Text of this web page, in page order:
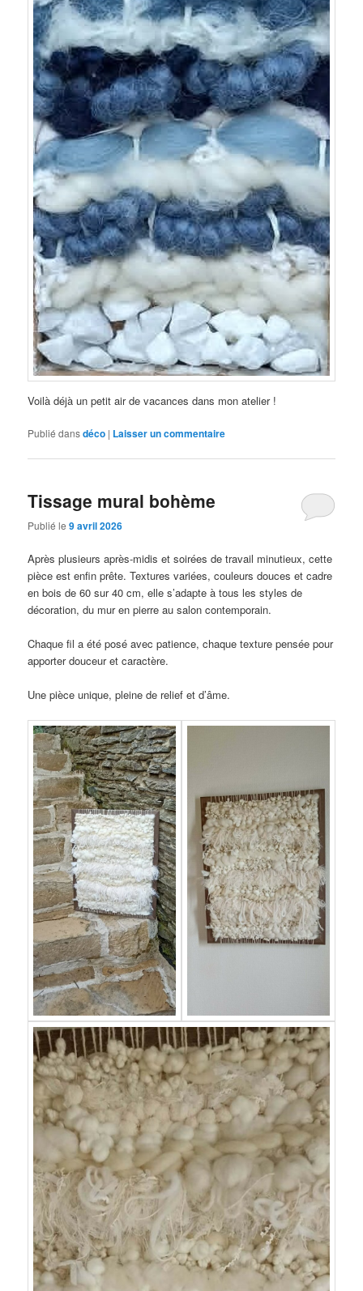
Voilà déjà un petit air de vacances dans mon atelier !
Publié dansdéco | Laisser un commentaire
Tissage mural bohème
Publié le9 avril 2026
Après plusieurs après-midis et soirées de travail minutieux, cette
pièce est enfin prête. Textures variées, couleurs douces et cadre
en bois de 60 sur 40 cm, elle s’adapte à tous les styles de
décoration, du mur en pierre au salon contemporain.
Chaque fil a été posé avec patience, chaque texture pensée pour
apporter douceur et caractère.
Une pièce unique, pleine de relief et d’âme.